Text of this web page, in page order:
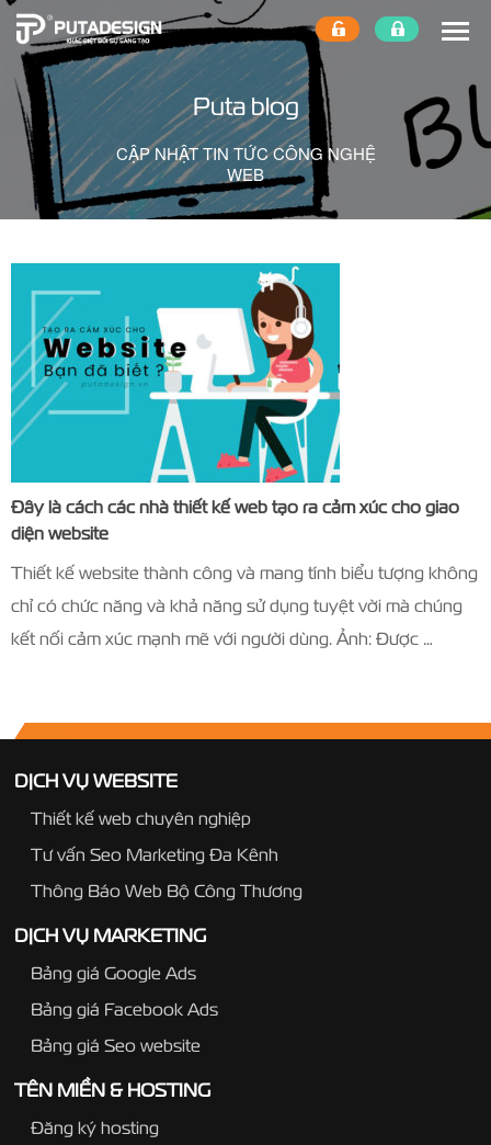
Puta blog
CẬP NHẬT TIN TỨC CÔNG NGHỆ
WEB
Đây là cách các nhà thiết kế web tạo ra cảm xúc cho giao
diện website
Thiết kế website thành công và mang tính biểu tượng không
chỉ có chức năng và khả năng sử dụng tuyệt vời mà chúng
kết nối cảm xúc mạnh mẽ với người dùng. Ảnh: Được …
DỊCH VỤ WEBSITE
Thiết kế web chuyên nghiệp
Tư vấn Seo Marketing Đa Kênh
Thông Báo Web Bộ Công Thương
DỊCH VỤ MARKETING
Bảng giá Google Ads
Bảng giá Facebook Ads
Bảng giá Seo website
TÊN MIỀN & HOSTING
Đăng ký hosting